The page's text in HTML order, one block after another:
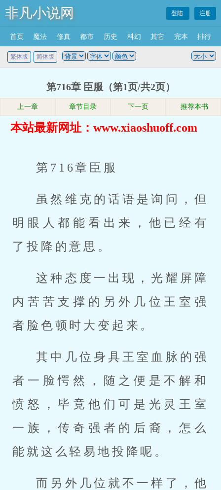
非凡小说网 登陆 注册
首页 魔法 修真 都市 历史 科幻 其它 完本 排行
繁体版 简体版
第716章 臣服（第1页/共2页）
上一章 章节目录 下一页 推荐本书
本站最新网址：www.xiaoshuoff.com
第716章臣服
虽然维克的话语是询问，但
明眼人都能看出来，他已经有
了投降的意思。
这种态度一出现，光耀屏障
内苦苦支撑的另外几位王室强
者脸色顿时大变起来。
其中几位身具王室血脉的强
者一脸愕然，随之便是不解和
愤怒，毕竟他们可是光灵王室
一族，传奇强者的后裔，怎么
能就这么轻易地投降呢。
而另外几位就不一样了，他